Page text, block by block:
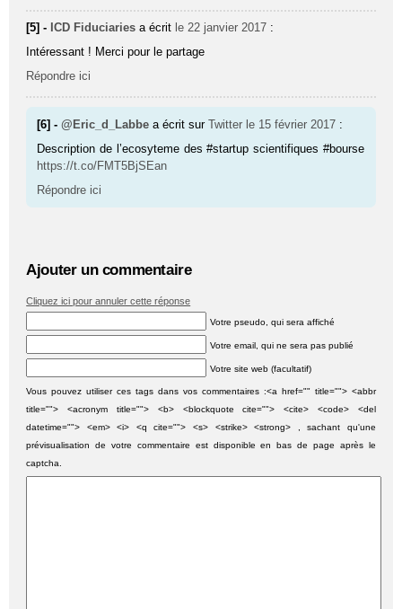
[5] - ICD Fiduciaries a écrit le 22 janvier 2017 :
Intéressant ! Merci pour le partage
Répondre ici
[6] -@Eric_d_Labbe a écrit surTwitter le 15 février 2017 :
Description de l’ecosyteme des #startup scientifiques #bourse
https://t.co/FMT5BjSEan
Répondre ici
Ajouter un commentaire
Cliquez ici pour annuler cette réponse
Votre pseudo, qui sera affiché
Votre email, qui ne sera pas publié
Votre site web (facultatif)
Vous pouvez utiliser ces tags dans vos commentaires :<a href="" title=""> <abbr
title=""> <acronym title=""> <b> <blockquote cite=""> <cite> <code> <del
datetime=""> <em> <i> <q cite=""> <s> <strike> <strong> , sachant qu'une
prévisualisation de votre commentaire est disponible en bas de page après le
captcha.